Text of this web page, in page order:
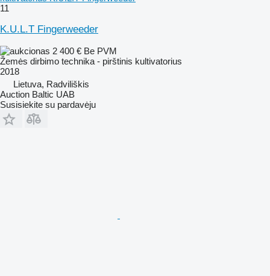
11
K.U.L.T Fingerweeder
2 400 € Be PVM
Žemės dirbimo technika - pirštinis kultivatorius
2018
Lietuva, Radviliškis
Auction Baltic UAB
Susisiekite su pardavėju